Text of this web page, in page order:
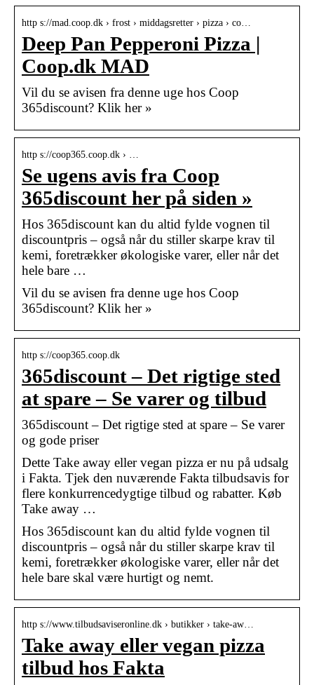
http s://mad.coop.dk › frost › middagsretter › pizza › co…
Deep Pan Pepperoni Pizza |
Coop.dk MAD
Vil du se avisen fra denne uge hos Coop
365discount? Klik her »
http s://coop365.coop.dk › …
Se ugens avis fra Coop
365discount her på siden »
Hos 365discount kan du altid fylde vognen til
discountpris – også når du stiller skarpe krav til
kemi, foretrækker økologiske varer, eller når det
hele bare …
Vil du se avisen fra denne uge hos Coop
365discount? Klik her »
http s://coop365.coop.dk
365discount – Det rigtige sted
at spare – Se varer og tilbud
365discount – Det rigtige sted at spare – Se varer
og gode priser
Dette Take away eller vegan pizza er nu på udsalg
i Fakta. Tjek den nuværende Fakta tilbudsavis for
flere konkurrencedygtige tilbud og rabatter. Køb
Take away …
Hos 365discount kan du altid fylde vognen til
discountpris – også når du stiller skarpe krav til
kemi, foretrækker økologiske varer, eller når det
hele bare skal være hurtigt og nemt.
http s://www.tilbudsaviseronline.dk › butikker › take-aw…
Take away eller vegan pizza
tilbud hos Fakta